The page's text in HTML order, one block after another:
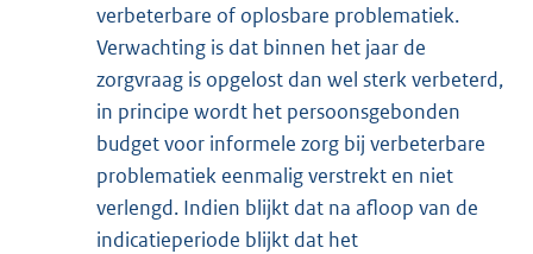
verbeterbare of oplosbare problematiek.
Verwachting is dat binnen het jaar de
zorgvraag is opgelost dan wel sterk verbeterd,
in principe wordt het persoonsgebonden
budget voor informele zorg bij verbeterbare
problematiek eenmalig verstrekt en niet
verlengd. Indien blijkt dat na afloop van de
indicatieperiode blijkt dat het